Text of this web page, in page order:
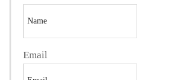
Email